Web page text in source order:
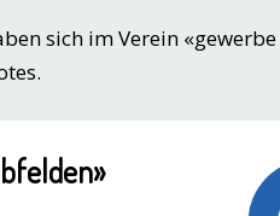
sich im Verein